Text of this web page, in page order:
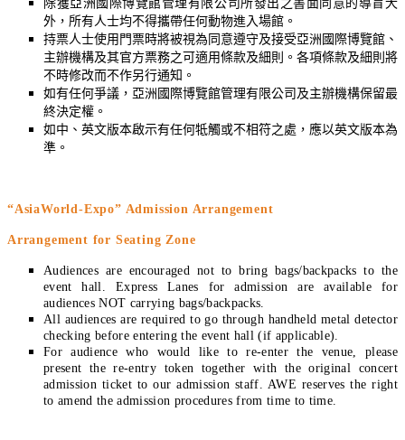
除獲亞洲國際博覽館管理有限公司所發出之書面同意的導盲犬
外，所有人士均不得攜帶任何動物進入場館。
持票人士使用門票時將被視為同意遵守及接受亞洲國際博覽館、
主辦機構及其官方票務之可適用條款及細則。各項條款及細則將
不時修改而不作另行通知。
如有任何爭議，亞洲國際博覽館管理有限公司及主辦機構保留最
終決定權。
如中、英文版本啟示有任何牴觸或不相符之處，應以英文版本為
準。
“AsiaWorld-Expo” Admission Arrangement
Arrangement for Seating Zone
Audiences are encouraged not to bring bags/backpacks to the
event hall. Express Lanes for admission are available for
audiences NOT carrying bags/backpacks.
All audiences are required to go through handheld metal detector
checking before entering the event hall (if applicable).
For audience who would like to re-enter the venue, please
present the re-entry token together with the original concert
admission ticket to our admission staff. AWE reserves the right
to amend the admission procedures from time to time.